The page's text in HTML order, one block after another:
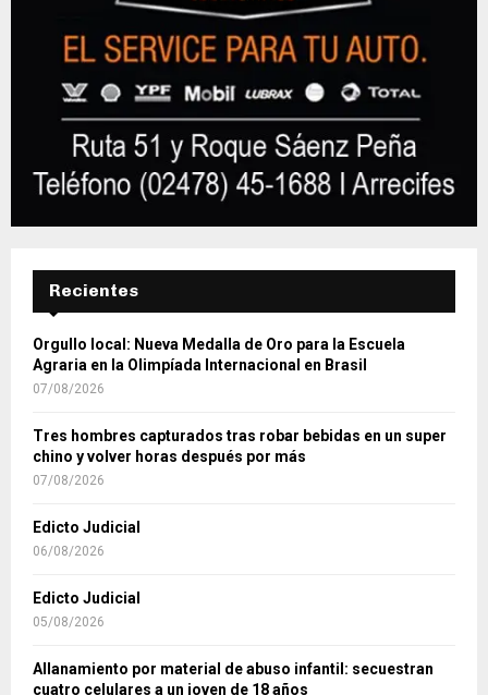
Recientes
Orgullo local: Nueva Medalla de Oro para la Escuela
Agraria en la Olimpíada Internacional en Brasil
07/08/2026
Tres hombres capturados tras robar bebidas en un super
chino y volver horas después por más
07/08/2026
Edicto Judicial
06/08/2026
Edicto Judicial
05/08/2026
Allanamiento por material de abuso infantil: secuestran
cuatro celulares a un joven de 18 años